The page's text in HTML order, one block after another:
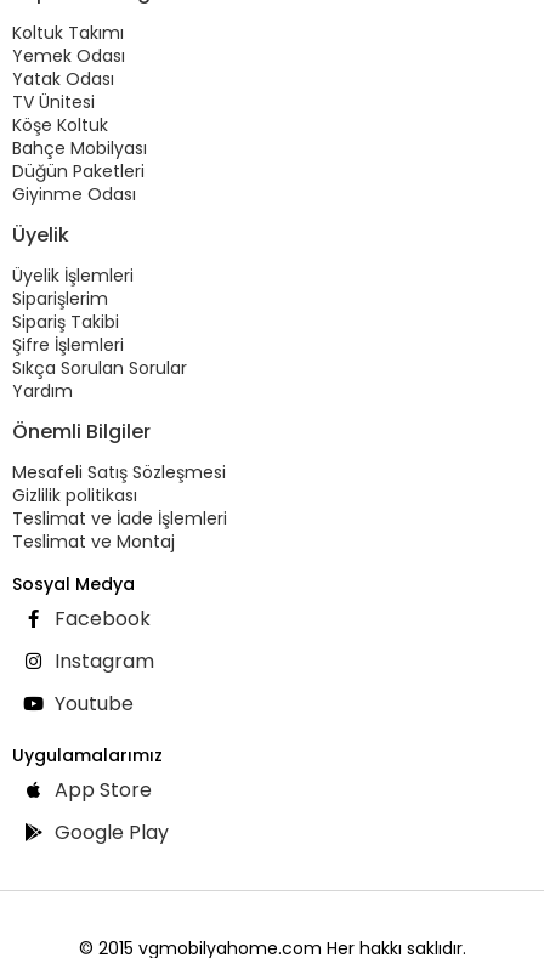
Koltuk Takımı
Yemek Odası
Yatak Odası
TV Ünitesi
Köşe Koltuk
Bahçe Mobilyası
Düğün Paketleri
Giyinme Odası
Üyelik
Üyelik İşlemleri
Siparişlerim
Sipariş Takibi
Şifre İşlemleri
Sıkça Sorulan Sorular
Yardım
Önemli Bilgiler
Mesafeli Satış Sözleşmesi
Gizlilik politikası
Teslimat ve İade İşlemleri
Teslimat ve Montaj
Sosyal Medya
Facebook
Instagram
Youtube
Uygulamalarımız
App Store
Google Play
© 2015 vgmobilyahome.com Her hakkı saklıdır.